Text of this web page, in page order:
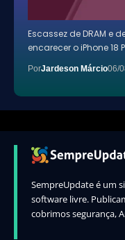
Escassez de DRAM e
encarecer o iPhone 18
PorJardeson Márcio06/
SempreUpdate é um
software livre.
cobrimos segurança,